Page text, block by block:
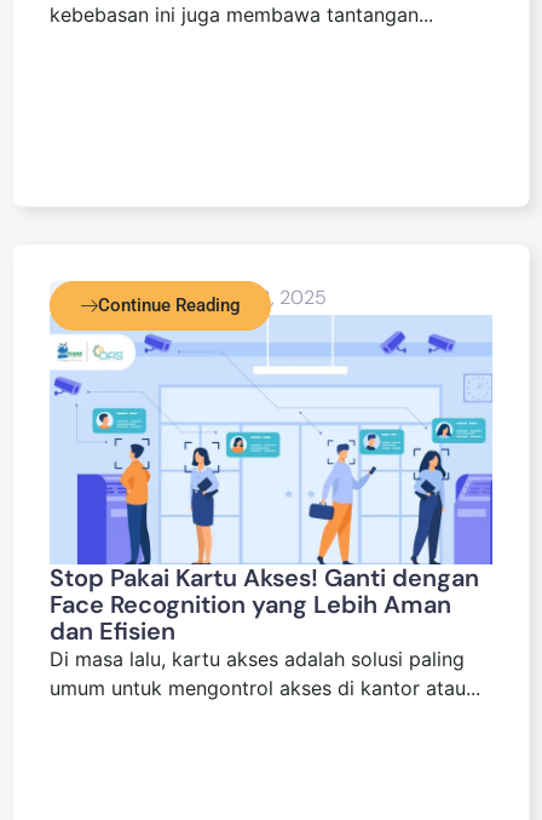
kebebasan ini juga membawa tantangan...
Blog Detail April 28, 2025
Stop Pakai Kartu Akses! Ganti dengan
Face Recognition yang Lebih Aman
dan Efisien
Di masa lalu, kartu akses adalah solusi paling
umum untuk mengontrol akses di kantor atau...
Continue Reading